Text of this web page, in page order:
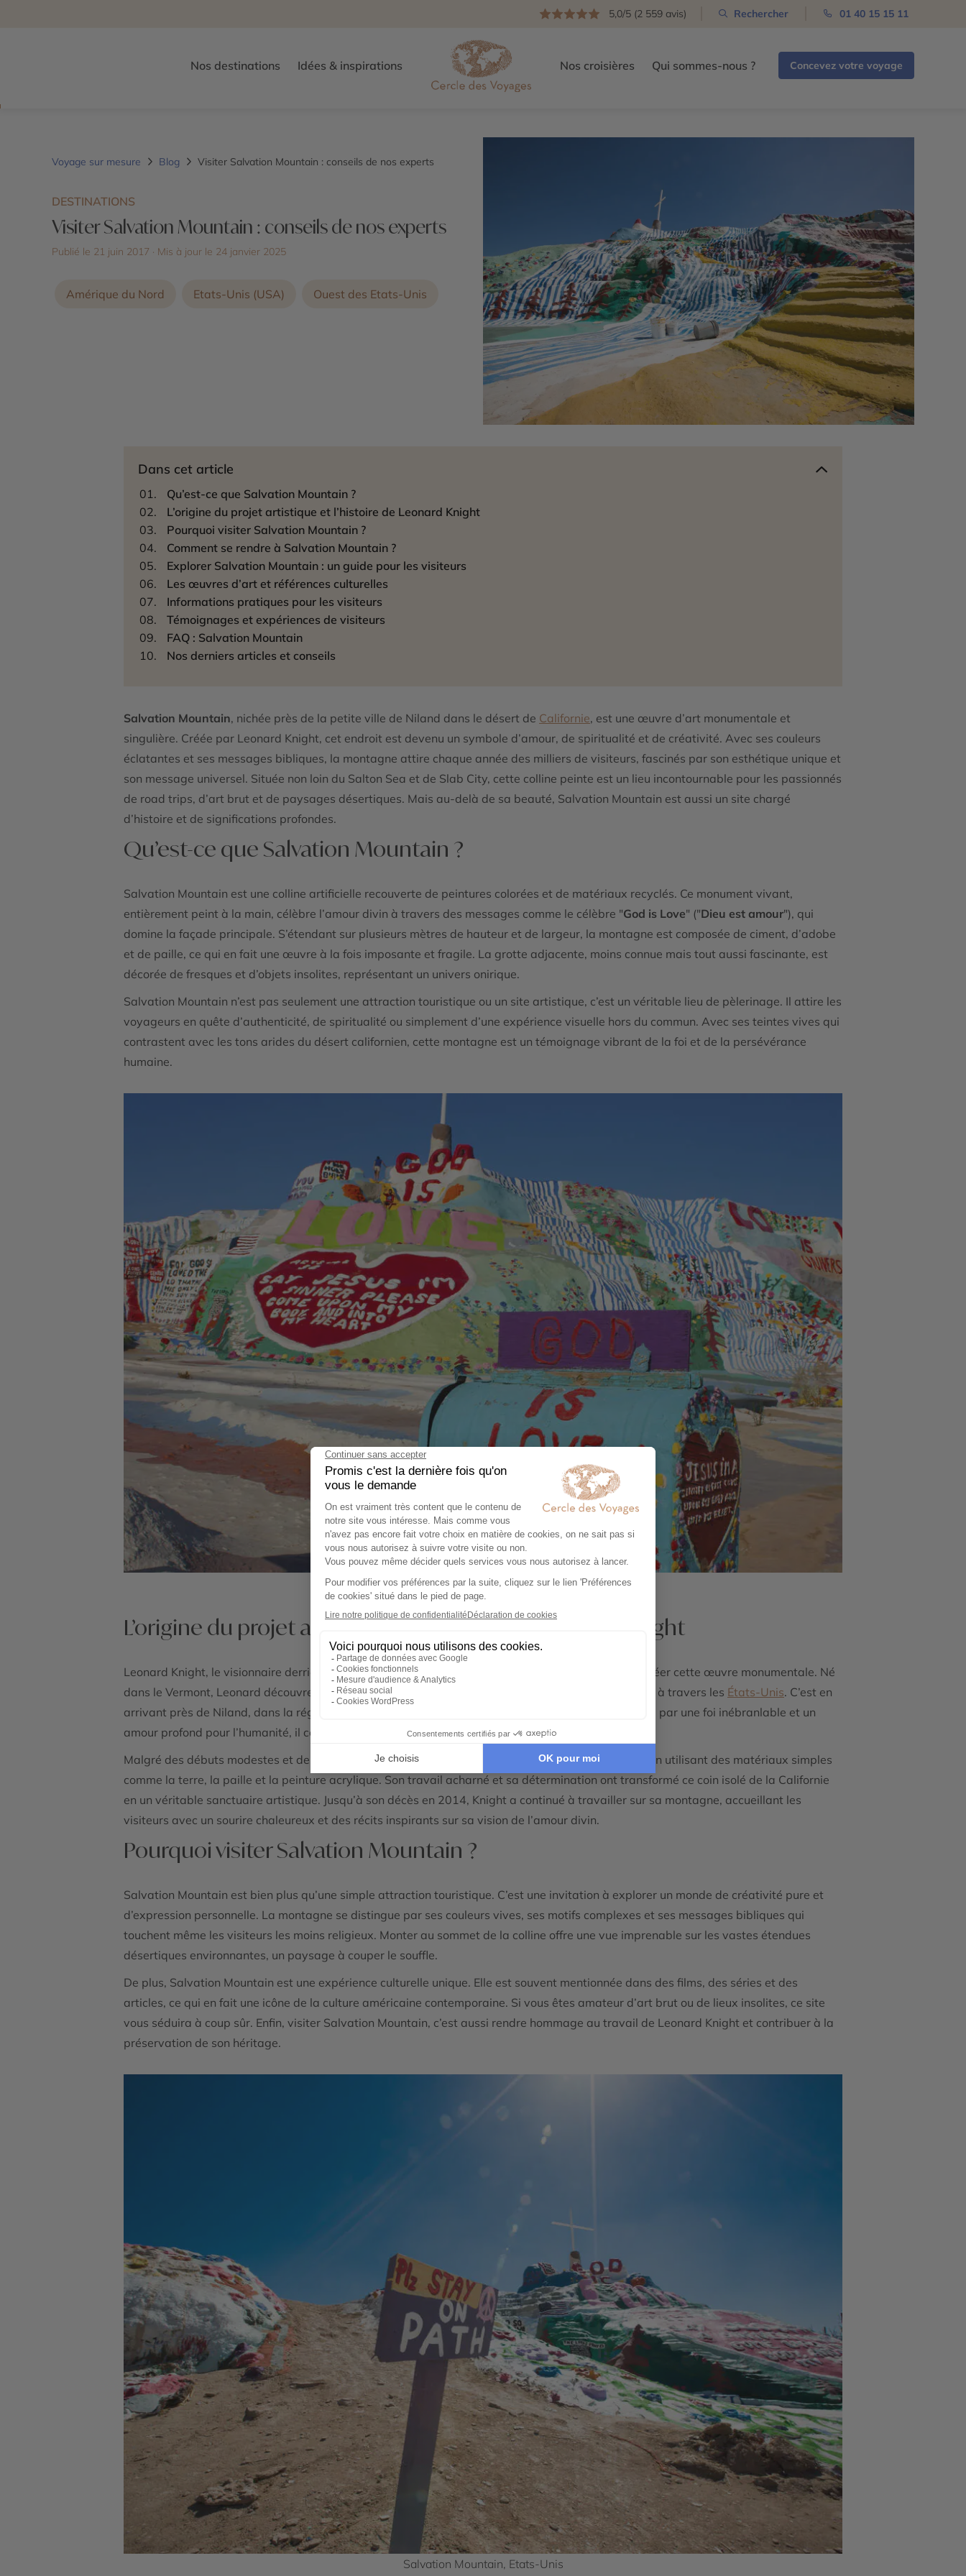
5,0/5 (2 559 avis) Rechercher 01 40 15 15 11
Nos destinations Idées & inspirations Nos croisières Qui sommes-nous ? Concevez votre voyage
Voyage sur mesure Blog Visiter Salvation Mountain : conseils de nos experts
DESTINATIONS
Visiter Salvation Mountain : conseils de nos experts
Publié le 21 juin 2017 · Mis à jour le 24 janvier 2025
Amérique du Nord Etats-Unis (USA) Ouest des Etats-Unis
Dans cet article
Qu’est-ce que Salvation Mountain ?
L’origine du projet artistique et l’histoire de Leonard Knight
Pourquoi visiter Salvation Mountain ?
Comment se rendre à Salvation Mountain ?
Explorer Salvation Mountain : un guide pour les visiteurs
Les œuvres d’art et références culturelles
Informations pratiques pour les visiteurs
Témoignages et expériences de visiteurs
FAQ : Salvation Mountain
Nos derniers articles et conseils
Salvation Mountain, nichée près de la petite ville de Niland dans le désert de Californie, est une œuvre d’art monumentale et
singulière. Créée par Leonard Knight, cet endroit est devenu un symbole d’amour, de spiritualité et de créativité. Avec ses couleurs
éclatantes et ses messages bibliques, la montagne attire chaque année des milliers de visiteurs, fascinés par son esthétique unique et
son message universel. Située non loin du Salton Sea et de Slab City, cette colline peinte est un lieu incontournable pour les passionnés
de road trips, d’art brut et de paysages désertiques. Mais au-delà de sa beauté, Salvation Mountain est aussi un site chargé
d’histoire et de significations profondes.
Qu’est-ce que Salvation Mountain ?
Salvation Mountain est une colline artificielle recouverte de peintures colorées et de matériaux recyclés. Ce monument vivant,
entièrement peint à la main, célèbre l’amour divin à travers des messages comme le célèbre "God is Love" ("Dieu est amour"), qui
domine la façade principale. S’étendant sur plusieurs mètres de hauteur et de largeur, la montagne est composée de ciment, d’adobe
et de paille, ce qui en fait une œuvre à la fois imposante et fragile. La grotte adjacente, moins connue mais tout aussi fascinante, est
décorée de fresques et d’objets insolites, représentant un univers onirique.
Salvation Mountain n’est pas seulement une attraction touristique ou un site artistique, c’est un véritable lieu de pèlerinage. Il attire les
voyageurs en quête d’authenticité, de spiritualité ou simplement d’une expérience visuelle hors du commun. Avec ses teintes vives qui
contrastent avec les tons arides du désert californien, cette montagne est un témoignage vibrant de la foi et de la persévérance
humaine.
Salvation Mountain, Etats-Unis
L’origine du projet artistique et l’histoire de Leonard Knight
Leonard Knight, le visionnaire derrière Salvation Mountain, a consacré plus de 25 ans de sa vie à créer cette œuvre monumentale. Né
dans le Vermont, Leonard découvre sa vocation artistique tardivement, après une série de voyages à travers les États-Unis. C’est en
arrivant près de Niland, dans la région du Salton Sea, qu’il décide de donner vie à son projet. Animé par une foi inébranlable et un
amour profond pour l’humanité, il commence à construire la montagne dans les années 1980.
Malgré des débuts modestes et des moyens limités, Leonard Knight parvient à ériger cette œuvre en utilisant des matériaux simples
comme la terre, la paille et la peinture acrylique. Son travail acharné et sa détermination ont transformé ce coin isolé de la Californie
en un véritable sanctuaire artistique. Jusqu’à son décès en 2014, Knight a continué à travailler sur sa montagne, accueillant les
visiteurs avec un sourire chaleureux et des récits inspirants sur sa vision de l’amour divin.
Pourquoi visiter Salvation Mountain ?
Salvation Mountain est bien plus qu’une simple attraction touristique. C’est une invitation à explorer un monde de créativité pure et
d’expression personnelle. La montagne se distingue par ses couleurs vives, ses motifs complexes et ses messages bibliques qui
touchent même les visiteurs les moins religieux. Monter au sommet de la colline offre une vue imprenable sur les vastes étendues
désertiques environnantes, un paysage à couper le souffle.
De plus, Salvation Mountain est une expérience culturelle unique. Elle est souvent mentionnée dans des films, des séries et des
articles, ce qui en fait une icône de la culture américaine contemporaine. Si vous êtes amateur d’art brut ou de lieux insolites, ce site
vous séduira à coup sûr. Enfin, visiter Salvation Mountain, c’est aussi rendre hommage au travail de Leonard Knight et contribuer à la
préservation de son héritage.
Salvation Mountain, Etats-Unis